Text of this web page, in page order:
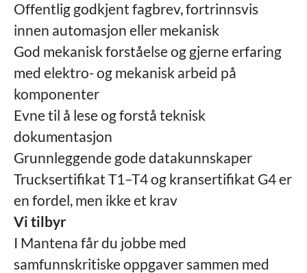
Offentlig godkjent fagbrev, fortrinnsvis
innen automasjon eller mekanisk
God mekanisk forståelse og gjerne erfaring
med elektro- og mekanisk arbeid på
komponenter
Evne til å lese og forstå teknisk
dokumentasjon
Grunnleggende gode datakunnskaper
Trucksertifikat T1–T4 og kransertifikat G4 er
en fordel, men ikke et krav
Vi tilbyr
I Mantena får du jobbe med
samfunnskritiske oppgaver sammen med